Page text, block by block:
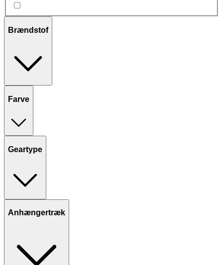
Brændstof
Farve
Geartype
Anhængertræk